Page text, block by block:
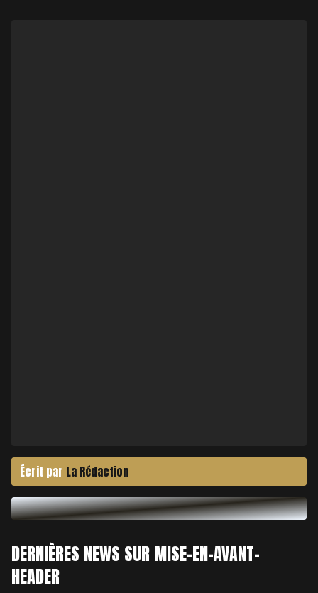
Écrit par La Rédaction
DERNIÈRES NEWS SUR MISE-EN-AVANT-
HEADER